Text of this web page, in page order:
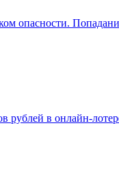
опасности.
рублей в онлайн-